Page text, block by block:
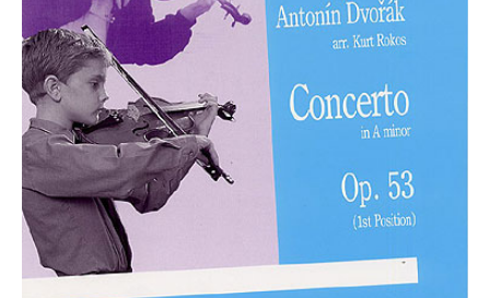
Die großen Songbooks
Sounds Good On-Serie
Hit Session-Reihe
Hit Book-Reihe
Diverse Bands & Interpreten
Beat It!
Melodie, Text & Akkorde